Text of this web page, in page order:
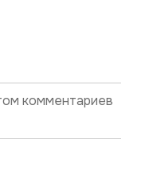
комментариев